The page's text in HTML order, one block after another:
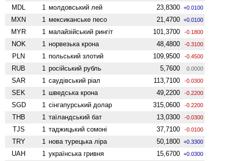
MDL 1 молдовський лей 23,8300 +0.0100
MXN 1 мексиканське песо 21,4700 +0.0100
MYR 1 малайзійський рингіт 101,3700 -0.1800
NOK 1 норвезька крона 48,4800 -0.3100
PLN 1 польський злотий 109,9500 -0.4500
RUB 1 російський рубль 5,7600 0.0000
SAR 1 саудівський ріал 113,7100 -0.0300
SEK 1 шведська крона 49,2200 -0.2200
SGD 1 сінгапурський долар 315,0600 -0.2200
THB 1 таїландський бат 13,0300 -0.0300
TJS 1 таджицький сомоні 37,7100 -0.0100
TRY 1 нова турецька ліра 50,1800 +0.3300
UAH 1 українська гривня 15,6700 +0.0300